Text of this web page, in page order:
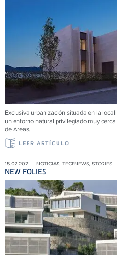
Exclusiva urbanización situada en la
un entorno natural privilegiado muy
de Areas.
LEER ARTÍCULO
15.02.2021 – NOTICIAS, TECENEWS, STORIES
NEW FOLIES